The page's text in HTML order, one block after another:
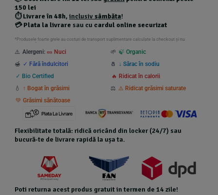
150 lei
⏱️Livrare în 48h, inclusiv sâmbăta!
💳Plata la livrare sau cu cardul online securizat
*Produsele foarte grele au costuri de transport suplimentare calculate la checkout și nu
⚠️ Alergeni: 🥜 Nuci 🌱 🍃 Organic
🍯 ✓ Fără îndulcitori 🧂
↓ Sărac în sodiu
✓ Bio Certified
🔥 Ridicat în calorii
💧
↑ Bogat în grăsimi ⚖️ ⚠️ Ridicat grăsimi saturate
💚 Grăsimi sănătoase
Flexibilitate totală: ridică oricând din locker (24/7) sau
bucură-te de livrare rapidă la ușa ta.
Poti returna acest produs gratuit in termen de 14 zile!